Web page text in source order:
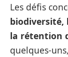
Les défis
biodiversité,
la rétention
quelques-